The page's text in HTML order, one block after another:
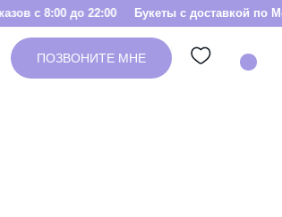
22:00 Букеты с доставкой по Москве и МО |
ПОЗВОНИТЕ МНЕ